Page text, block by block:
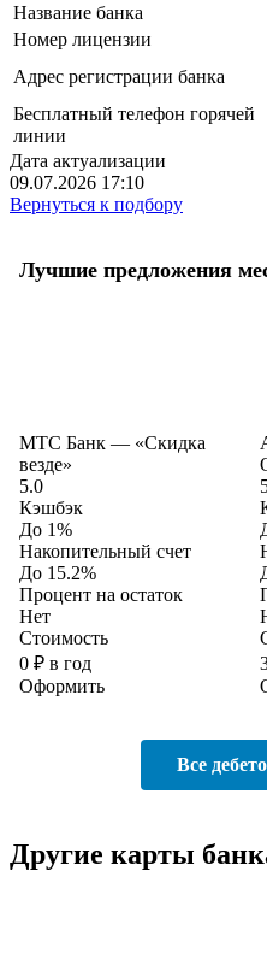
Название банка
Номер лицензии
Адрес регистрации банка
Бесплатный телефон горячей
линии
Дата актуализации
09.07.2026 17:10
Вернуться к подбору
Лучшие предложения
МТС Банк — «Скидка
везде»
5.0
Кэшбэк
До 1%
Накопительный счет
До 15.2%
Процент на остаток
Нет
Стоимость
0 ₽ в год
Оформить
Все
Другие карты